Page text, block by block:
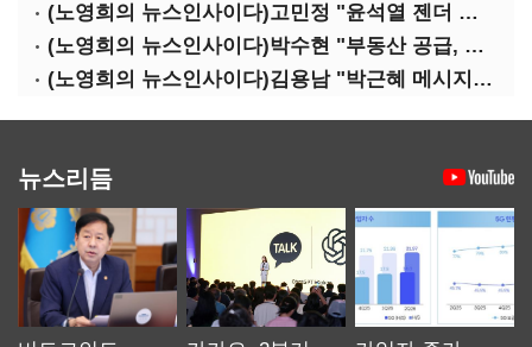
(노영희의 뉴스인사이다)고민정 "윤석열 젠더 갈라치기…갈등 불씨가 지지율 자양분"
(노영희의 뉴스인사이다)박수현 "부동산 공급, 역대 정부에 뒤지지 않아"
(노영희의 뉴스인사이다)김용남 "박근혜 메시지, '정권교체 필요성' 강조할 듯"
뉴스리듬